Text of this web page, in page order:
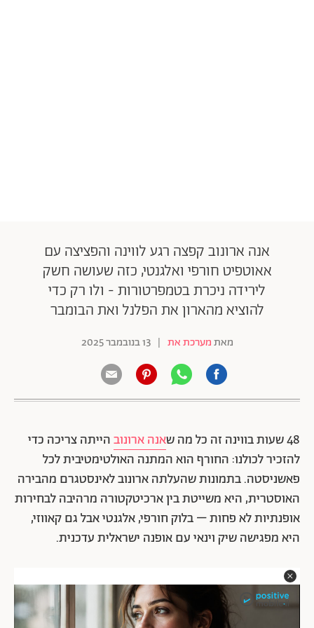
אנה ארונוב קפצה רגע לווינה והפציצה עם
אאוטפיט חורפי ואלגנטי, כזה שעושה חשק
לירידה ניכרת בטמפרטורות - ולו רק כדי
להוציא מהארון את הפלנל ואת הבומבר
מאתמערכת את | 13 בנובמבר 2025
48 שעות בווינה זה כל מה ש אנה ארונובהייתה צריכה כדי
להזכיר לכולנו: החורף הוא המתנה האולטימטיבית לכל
פאשניסטה. בתמונות שהעלתה ארונוב לאינסטגרם מהבירה
האוסטרית, היא משייטת בין ארכיטקטורה מרהיבה לבחירות
אופנתיות לא פחות – בלוק חורפי, אלגנטי אבל גם קאווזי,
היא מפגישה שיק וינאי עם אופנה ישראלית עדכנית.